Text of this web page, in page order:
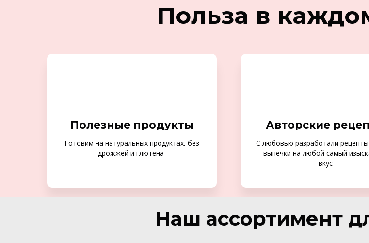
Польза в
Полезные продукты
Готовим на натуральных продуктах, без
дрожжей и глютена
Авторские
С любовью разработали
выпечки на любой самый
вкус
Наш ассортимент